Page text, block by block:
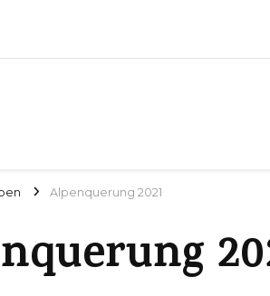
Alpenquerung 2021